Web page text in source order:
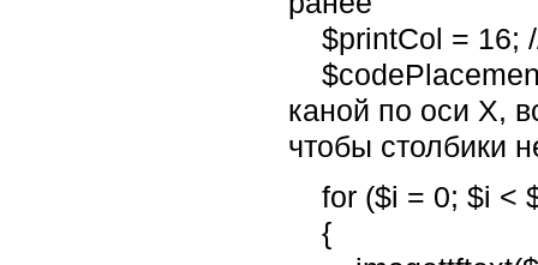
$printCol = 16;
каной по оси X,
чтобы столбики
for ($i = 0; $i <
{